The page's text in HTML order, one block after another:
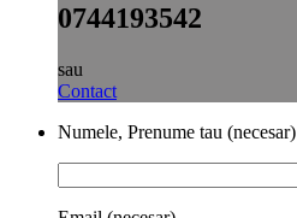
0744193542
sau
Contact
Numele, Prenume tau (necesar)